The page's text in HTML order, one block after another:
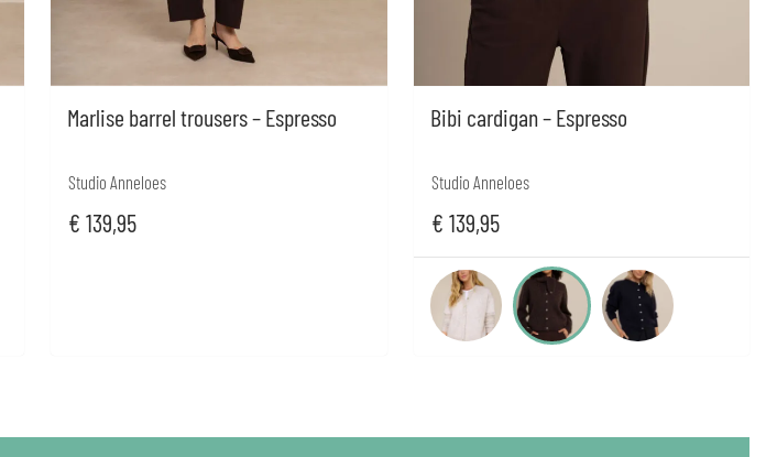
Marlise barrel trousers – Espresso
Studio Anneloes
€ 139,95
Bibi cardigan – Espresso
Studio Anneloes
€ 139,95